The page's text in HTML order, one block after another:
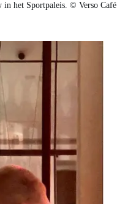
in het Sportpaleis. © Verso Café